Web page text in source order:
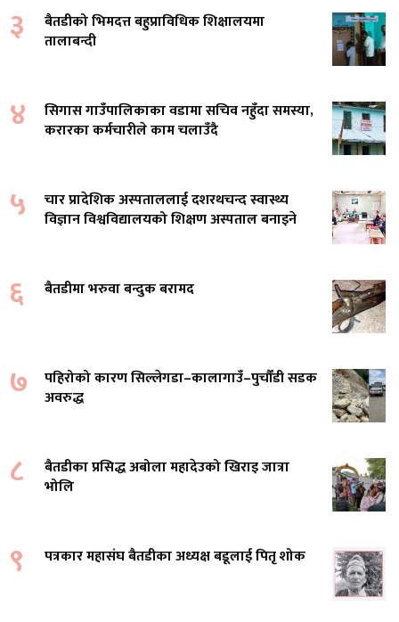
३
बैतडीको भिमदत्त बहुप्राविधिक शिक्षालयमा
तालाबन्दी
४
सिगास गाउँपालिकाका वडामा सचिव नहुँदा समस्या,
करारका कर्मचारीले काम चलाउँदै
५
चार प्रादेशिक अस्पताललाई दशरथचन्द स्वास्थ्य
विज्ञान विश्वविद्यालयको शिक्षण अस्पताल बनाइने
६ बैतडीमा भरुवा बन्दुक बरामद
७
पहिरोको कारण सिल्लेगडा–कालागाउँ–पुर्चौंडी सडक
अवरुद्ध
८
बैतडीका प्रसिद्ध अबोला महादेउको खिराइ जात्रा
भोलि
९ पत्रकार महासंघ बैतडीका अध्यक्ष बडूलाई पितृ शोक